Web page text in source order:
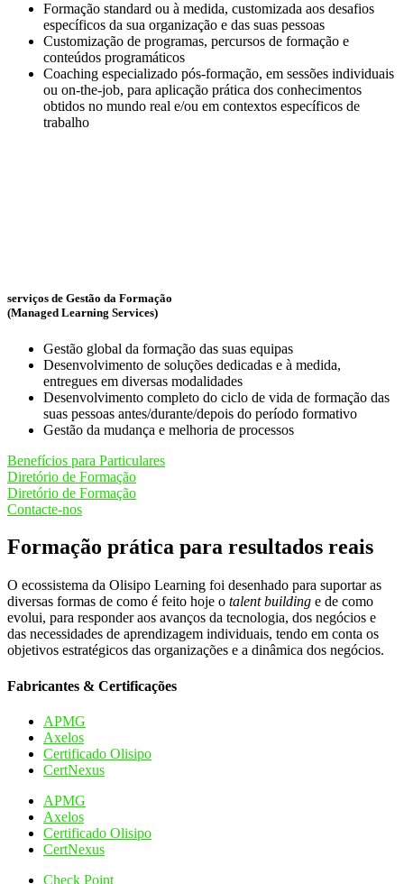
Formação standard ou à medida, customizada aos desafios
específicos da sua organização e das suas pessoas
Customização de programas, percursos de formação e
conteúdos programáticos
Coaching especializado pós-formação, em sessões individuais
ou on-the-job, para aplicação prática dos conhecimentos
obtidos no mundo real e/ou em contextos específicos de
trabalho
serviços de Gestão da Formação
(Managed Learning Services)
Gestão global da formação das suas equipas
Desenvolvimento de soluções dedicadas e à medida,
entregues em diversas modalidades
Desenvolvimento completo do ciclo de vida de formação das
suas pessoas antes/durante/depois do período formativo
Gestão da mudança e melhoria de processos
Benefícios para Particulares
Diretório de Formação
Diretório de Formação
Contacte-nos
Formação prática para resultados reais
O ecossistema da Olisipo Learning foi desenhado para suportar as
diversas formas de como é feito hoje o talent building e de como
evolui, para responder aos avanços da tecnologia, dos negócios e
das necessidades de aprendizagem individuais, tendo em conta os
objetivos estratégicos das organizações e a dinâmica dos negócios.
Fabricantes & Certificações
APMG
Axelos
Certificado Olisipo
CertNexus
APMG
Axelos
Certificado Olisipo
CertNexus
Check Point